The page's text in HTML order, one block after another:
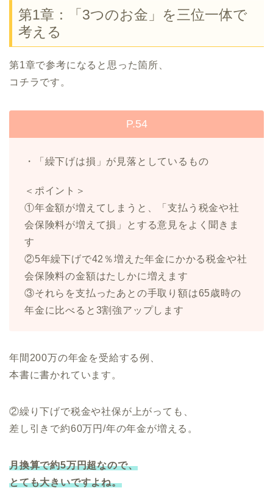
第1章：「3つのお金」を三位一体で
考える
第1章で参考になると思った箇所、
コチラです。
P.54
・「繰下げは損」が見落としているもの
＜ポイント＞
①年金額が増えてしまうと、「支払う税金や社
会保険料が増えて損」とする意見をよく聞きま
す
②5年繰下げで42％増えた年金にかかる税金や社
会保険料の金額はたしかに増えます
③それらを支払ったあとの手取り額は65歳時の
年金に比べると3割強アップします
年間200万の年金を受給する例、
本書に書かれています。
②繰り下げで税金や社保が上がっても、
差し引きで約60万円/年の年金が増える。
月換算で約5万円超なので、
とても大きいですよね。